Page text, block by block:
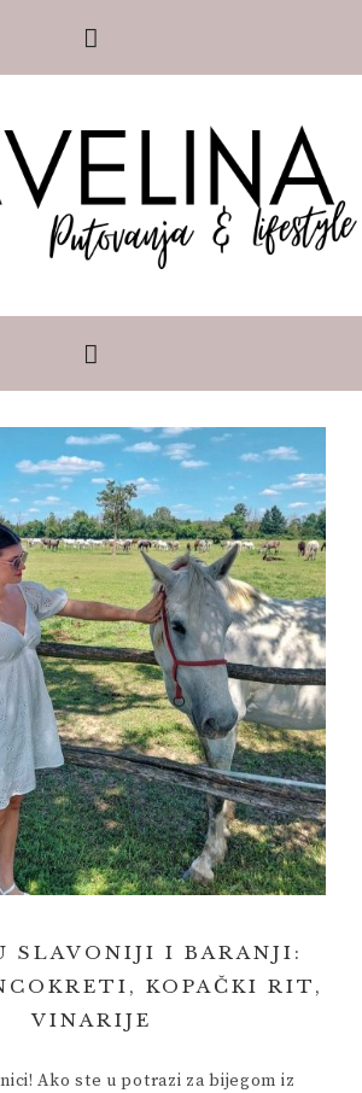
SLAVONIJI I BARANJI:
KOPAČKI RIT,
VINARIJE
Ako ste u potrazi za bijegom iz